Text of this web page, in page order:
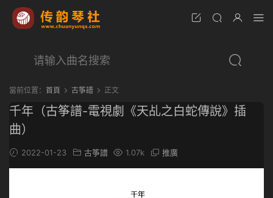
當前位置： 首頁 古筝譜 正文
千年（古筝譜-電視劇《天乩之白蛇傳說》插
曲）
2022-01-23 古筝譜 1.07k 推廣